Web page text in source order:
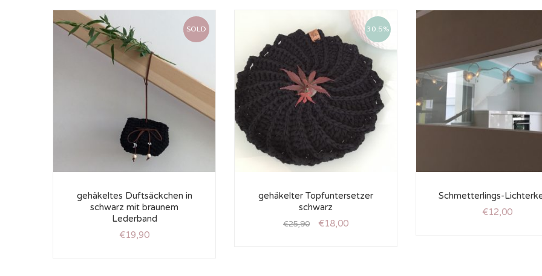
SOLD
gehäkeltes Duftsäckchen in
schwarz mit braunem
Lederband
€19,90
30.5%
gehäkelter Topfuntersetzer
schwarz
€25,90 €18,00
Schmetterlings-
€12,00